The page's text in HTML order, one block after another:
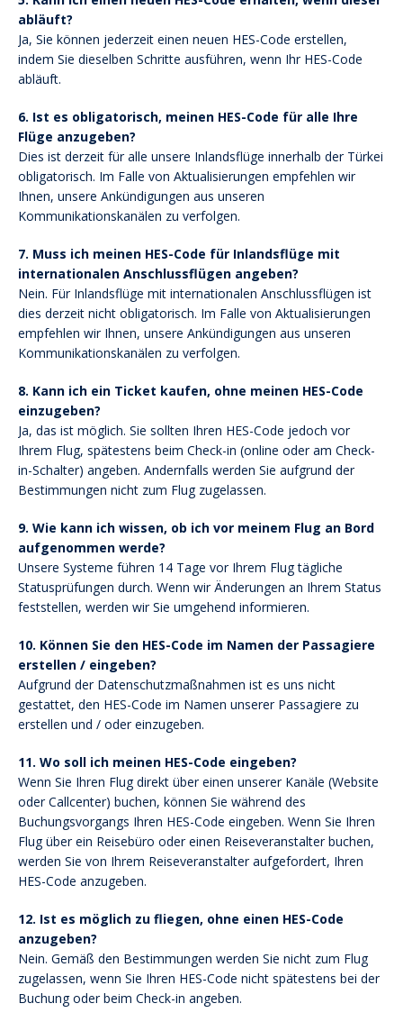
abläuft?
Ja, Sie können jederzeit einen neuen HES-Code erstellen,
indem Sie dieselben Schritte ausführen, wenn Ihr HES-Code
abläuft.
6. Ist es obligatorisch, meinen HES-Code für alle Ihre
Flüge anzugeben?
Dies ist derzeit für alle unsere Inlandsflüge innerhalb der Türkei
obligatorisch. Im Falle von Aktualisierungen empfehlen wir
Ihnen, unsere Ankündigungen aus unseren
Kommunikationskanälen zu verfolgen.
7. Muss ich meinen HES-Code für Inlandsflüge mit
internationalen Anschlussflügen angeben?
Nein. Für Inlandsflüge mit internationalen Anschlussflügen ist
dies derzeit nicht obligatorisch. Im Falle von Aktualisierungen
empfehlen wir Ihnen, unsere Ankündigungen aus unseren
Kommunikationskanälen zu verfolgen.
8. Kann ich ein Ticket kaufen, ohne meinen HES-Code
einzugeben?
Ja, das ist möglich. Sie sollten Ihren HES-Code jedoch vor
Ihrem Flug, spätestens beim Check-in (online oder am Check-
in-Schalter) angeben. Andernfalls werden Sie aufgrund der
Bestimmungen nicht zum Flug zugelassen.
9. Wie kann ich wissen, ob ich vor meinem Flug an Bord
aufgenommen werde?
Unsere Systeme führen 14 Tage vor Ihrem Flug tägliche
Statusprüfungen durch. Wenn wir Änderungen an Ihrem Status
feststellen, werden wir Sie umgehend informieren.
10. Können Sie den HES-Code im Namen der Passagiere
erstellen / eingeben?
Aufgrund der Datenschutzmaßnahmen ist es uns nicht
gestattet, den HES-Code im Namen unserer Passagiere zu
erstellen und / oder einzugeben.
11. Wo soll ich meinen HES-Code eingeben?
Wenn Sie Ihren Flug direkt über einen unserer Kanäle (Website
oder Callcenter) buchen, können Sie während des
Buchungsvorgangs Ihren HES-Code eingeben. Wenn Sie Ihren
Flug über ein Reisebüro oder einen Reiseveranstalter buchen,
werden Sie von Ihrem Reiseveranstalter aufgefordert, Ihren
HES-Code anzugeben.
12. Ist es möglich zu fliegen, ohne einen HES-Code
anzugeben?
Nein. Gemäß den Bestimmungen werden Sie nicht zum Flug
zugelassen, wenn Sie Ihren HES-Code nicht spätestens bei der
Buchung oder beim Check-in angeben.